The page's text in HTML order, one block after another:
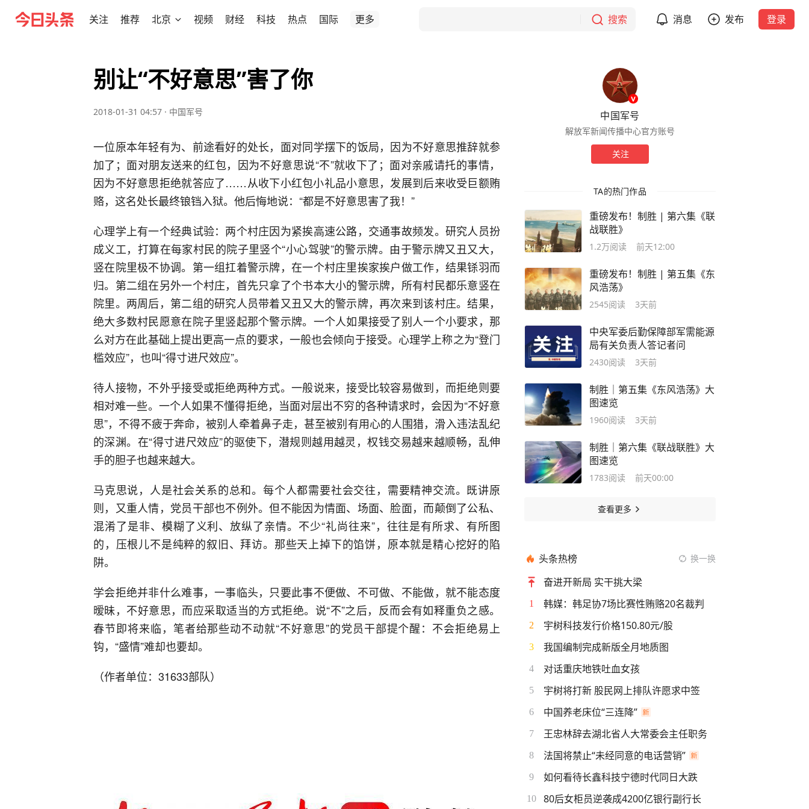
关注 推荐 北京 视频 财经 科技 热点 国际 更多 搜索 消息 发布 登录
别让“不好意思”害了你
2018-01-31 04:57 · 中国军号
一位原本年轻有为、前途看好的处长，面对同学摆下的饭局，因为不好意思推辞就参
加了；面对朋友送来的红包，因为不好意思说“不”就收下了；面对亲戚请托的事情，
因为不好意思拒绝就答应了……从收下小红包小礼品小意思，发展到后来收受巨额贿
赂，这名处长最终锒铛入狱。他后悔地说：“都是不好意思害了我！”
心理学上有一个经典试验：两个村庄因为紧挨高速公路，交通事故频发。研究人员扮
成义工，打算在每家村民的院子里竖个“小心驾驶”的警示牌。由于警示牌又丑又大，
竖在院里极不协调。第一组扛着警示牌，在一个村庄里挨家挨户做工作，结果铩羽而
归。第二组在另外一个村庄，首先只拿了个书本大小的警示牌，所有村民都乐意竖在
院里。两周后，第二组的研究人员带着又丑又大的警示牌，再次来到该村庄。结果，
绝大多数村民愿意在院子里竖起那个警示牌。一个人如果接受了别人一个小要求，那
么对方在此基础上提出更高一点的要求，一般也会倾向于接受。心理学上称之为“登门
槛效应”，也叫“得寸进尺效应”。
待人接物，不外乎接受或拒绝两种方式。一般说来，接受比较容易做到，而拒绝则要
相对难一些。一个人如果不懂得拒绝，当面对层出不穷的各种请求时，会因为“不好意
思”，不得不疲于奔命，被别人牵着鼻子走，甚至被别有用心的人围猎，滑入违法乱纪
的深渊。在“得寸进尺效应”的驱使下，潜规则越用越灵，权钱交易越来越顺畅，乱伸
手的胆子也越来越大。
马克思说，人是社会关系的总和。每个人都需要社会交往，需要精神交流。既讲原
则，又重人情，党员干部也不例外。但不能因为情面、场面、脸面，而颠倒了公私、
混淆了是非、模糊了义利、放纵了亲情。不少“礼尚往来”，往往是有所求、有所图
的，压根儿不是纯粹的叙旧、拜访。那些天上掉下的馅饼，原本就是精心挖好的陷
阱。
学会拒绝并非什么难事，一事临头，只要此事不便做、不可做、不能做，就不能态度
暧昧，不好意思，而应采取适当的方式拒绝。说“不”之后，反而会有如释重负之感。
春节即将来临，笔者给那些动不动就“不好意思”的党员干部提个醒：不会拒绝易上
钩，“盛情”难却也要却。
（作者单位：31633部队）
中国军号
解放军新闻传播中心官方账号
关注
TA的热门作品
重磅发布！制胜 | 第六集《联
战联胜》
1.2万阅读 前天12:00
重磅发布！制胜 | 第五集《东
风浩荡》
2545阅读 3天前
中央军委后勤保障部军需能源
局有关负责人答记者问
2430阅读 3天前
制胜｜第五集《东风浩荡》大
图速览
1960阅读 3天前
制胜｜第六集《联战联胜》大
图速览
1783阅读 前天00:00
查看更多
头条热榜 换一换
奋进开新局 实干挑大梁
1 韩媒：韩足协7场比赛性贿赂20名裁判
2 宇树科技发行价格150.80元/股
3 我国编制完成新版全月地质图
4 对话重庆地铁吐血女孩
5 宇树将打新 股民网上排队许愿求中签
6 中国养老床位“三连降”
7 王忠林辞去湖北省人大常委会主任职务
8 法国将禁止“未经同意的电话营销”
9 如何看待长鑫科技宁德时代同日大跌
10 80后女柜员逆袭成4200亿银行副行长